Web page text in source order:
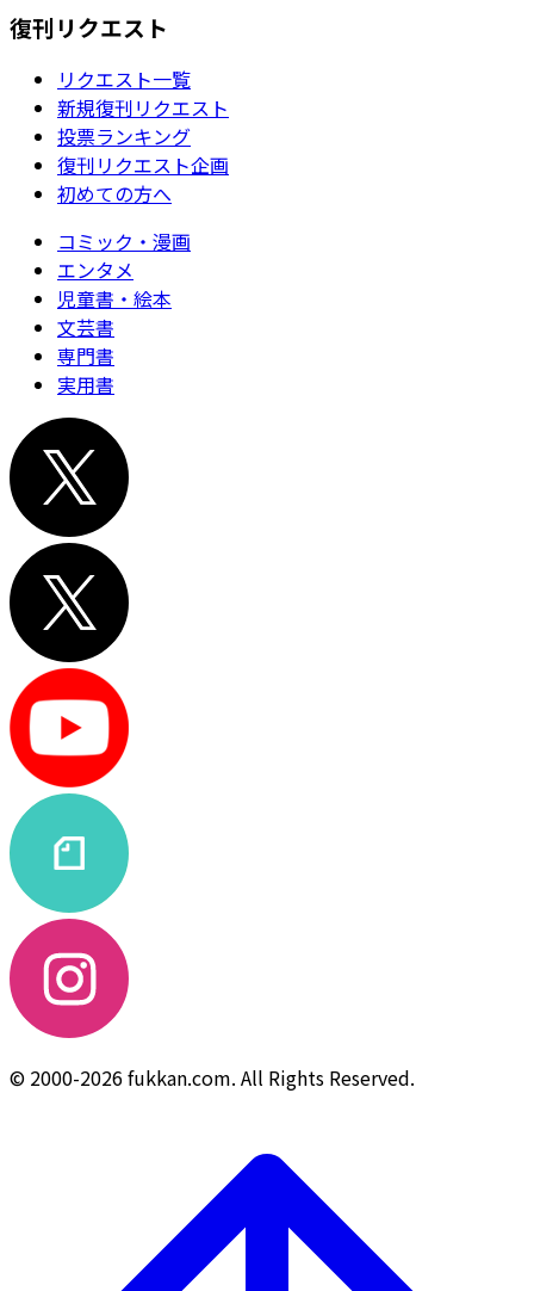
復刊リクエスト
リクエスト一覧
新規復刊リクエスト
投票ランキング
復刊リクエスト企画
初めての方へ
コミック・漫画
エンタメ
児童書・絵本
文芸書
専門書
実用書
© 2000-2026 fukkan.com. All Rights Reserved.